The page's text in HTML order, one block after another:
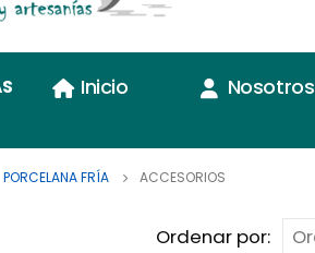
Inicio Nosotros
PORCELANA FRÍA ACCESORIOS
Ordenar por: